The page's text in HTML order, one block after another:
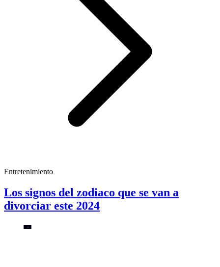
Entretenimiento
Los signos del zodiaco que se van a
divorciar este 2024